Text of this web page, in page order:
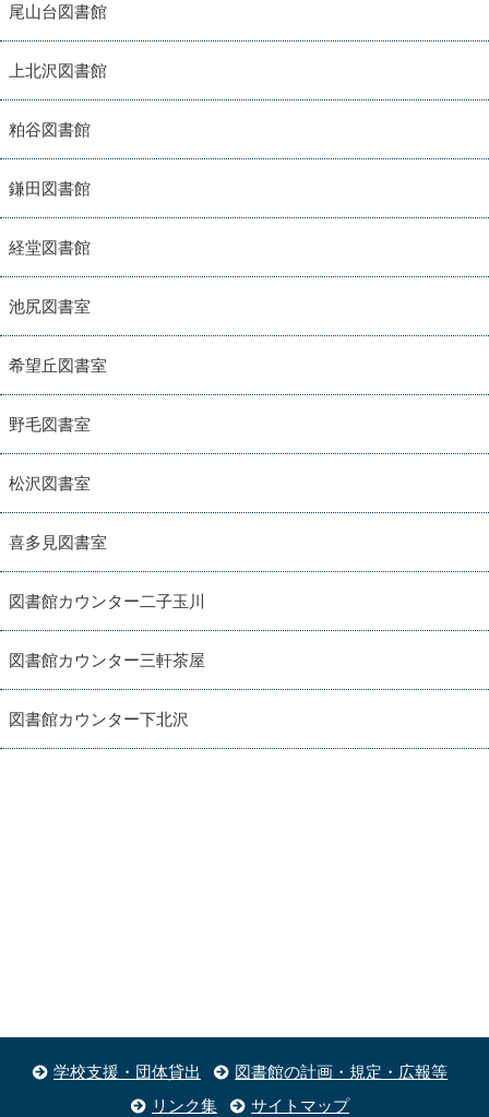
尾山台図書館
上北沢図書館
粕谷図書館
鎌田図書館
経堂図書館
池尻図書室
希望丘図書室
野毛図書室
松沢図書室
喜多見図書室
図書館カウンター二子玉川
図書館カウンター三軒茶屋
図書館カウンター下北沢
学校支援・団体貸出
図書館の計画・規定・広報等
リンク集
サイトマップ